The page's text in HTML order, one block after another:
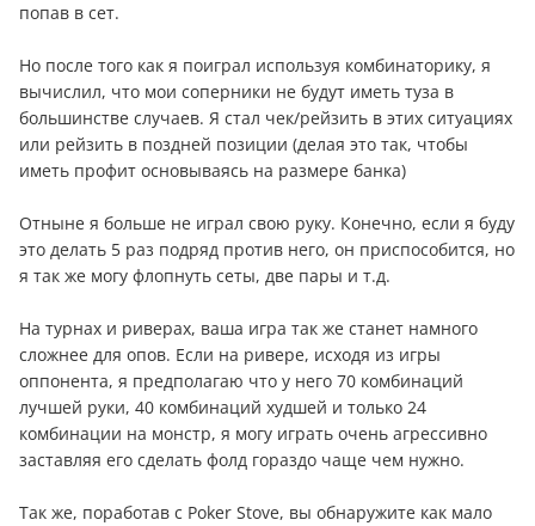
попав в сет.
Но после того как я поиграл используя комбинаторику, я
вычислил, что мои соперники не будут иметь туза в
большинстве случаев. Я стал чек/рейзить в этих ситуациях
или рейзить в поздней позиции (делая это так, чтобы
иметь профит основываясь на размере банка)
Отныне я больше не играл свою руку. Конечно, если я буду
это делать 5 раз подряд против него, он приспособится, но
я так же могу флопнуть сеты, две пары и т.д.
На турнах и риверах, ваша игра так же станет намного
сложнее для опов. Если на ривере, исходя из игры
оппонента, я предполагаю что у него 70 комбинаций
лучшей руки, 40 комбинаций худшей и только 24
комбинации на монстр, я могу играть очень агрессивно
заставляя его сделать фолд гораздо чаще чем нужно.
Так же, поработав с Poker Stove, вы обнаружите как мало